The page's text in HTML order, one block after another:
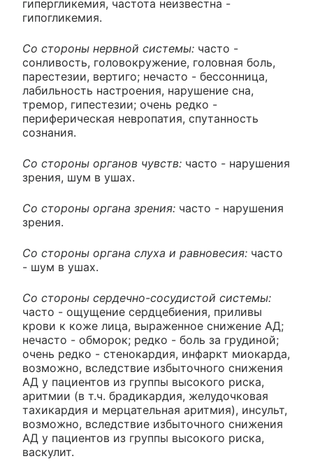
гипергликемия, частота неизвестна -
гипогликемия.
Со стороны нервной системы: часто -
сонливость, головокружение, головная боль,
парестезии, вертиго; нечасто - бессонница,
лабильность настроения, нарушение сна,
тремор, гипестезии; очень редко -
периферическая невропатия, спутанность
сознания.
Со стороны органов чувств: часто - нарушения
зрения, шум в ушах.
Со стороны органа зрения: часто - нарушения
зрения.
Со стороны органа слуха и равновесия: часто
- шум в ушах.
Со стороны сердечно-сосудистой системы:
часто - ощущение сердцебиения, приливы
крови к коже лица, выраженное снижение АД;
нечасто - обморок; редко - боль за грудиной;
очень редко - стенокардия, инфаркт миокарда,
возможно, вследствие избыточного снижения
АД у пациентов из группы высокого риска,
аритмии (в т.ч. брадикардия, желудочковая
тахикардия и мерцательная аритмия), инсульт,
возможно, вследствие избыточного снижения
АД у пациентов из группы высокого риска,
васкулит.